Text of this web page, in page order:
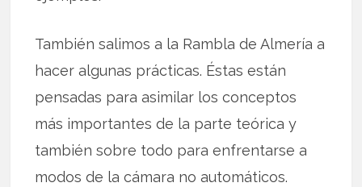
También salimos a la Rambla de Almería a
hacer algunas prácticas. Éstas están
pensadas para asimilar los conceptos
más importantes de la parte teórica y
también sobre todo para enfrentarse a
modos de la cámara no automáticos.